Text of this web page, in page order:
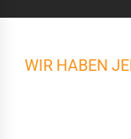
WIR HABEN